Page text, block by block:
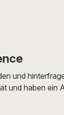
und
und haben ein